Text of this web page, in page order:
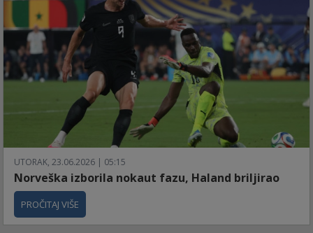
UTORAK, 23.06.2026 | 05:15
Norveška izborila nokaut fazu, Haland briljirao
PROČITAJ VIŠE